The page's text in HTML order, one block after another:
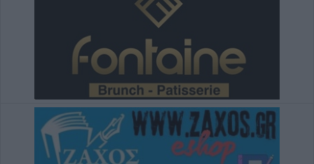
αποκατάστασης κοινόχρηστων χώρων μετά
τον «Daniel» στο Δήμο Καρδίτσας
7 Αυγούστου 2026, 08:56
Το Σάββατο 8 Αυγούστου η κηδεία του
Χρήστου Φραγγίδη
7 Αυγούστου 2026, 08:42
Εθνικό Κέντρο Αιμοδοσίας: Στις
επηρεαζόμενες περιοχές από τον ιό του
Δυτικού Νείλου ο Δήμος Σοφάδων